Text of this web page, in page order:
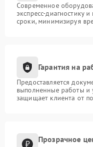
Современное
экспресс-диагностику
сроки, минимизируя
Гарантия на
Предоставляется
выполненные работы и
защищает клиента от
Прозрачное